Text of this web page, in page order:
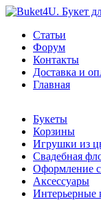
Статьи
Форум
Контакты
Доставка и
Главная
Букеты
Корзины
Игрушки из
Свадебная
Оформление
Аксессуары
Интерьерные